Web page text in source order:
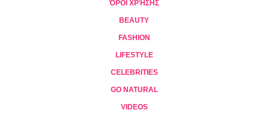
ΌΡΟΙ ΧΡΉΣΗΣ
BEAUTY
FASHION
LIFESTYLE
CELEBRITIES
GO NATURAL
VIDEOS